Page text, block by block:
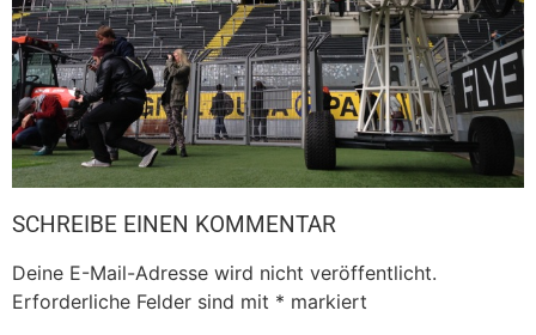
SCHREIBE EINEN KOMMENTAR
Deine E-Mail-Adresse wird nicht veröffentlicht.
Erforderliche Felder sind mit * markiert